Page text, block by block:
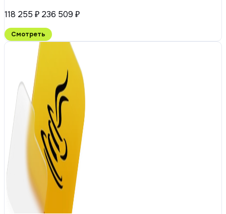
118 255 ₽ 236 509 ₽
Смотреть